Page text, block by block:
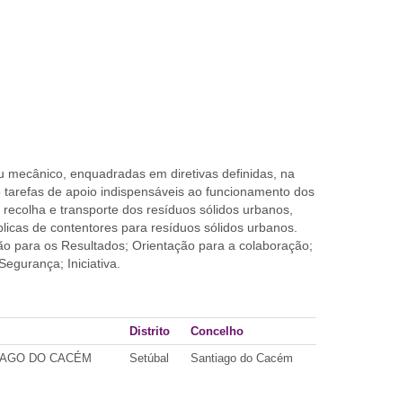
enquadradas em diretivas definidas, na
de apoio indispensáveis ao funcionamento dos
e transporte dos resíduos sólidos urbanos,
de contentores para resíduos sólidos urbanos.
para os Resultados; Orientação para a colaboração;
Iniciativa.
Distrito
Concelho
DO CACÉM Setúbal Santiago do Cacém